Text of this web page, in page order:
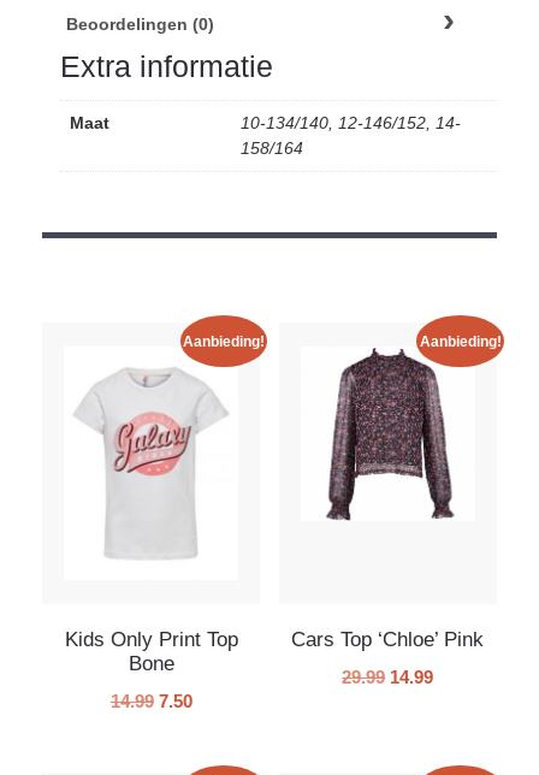
Beoordelingen (0)
Extra informatie
Maat
10-134/140, 12-146/152, 14-
158/164
Aanbieding!
Kids Only Print Top
Bone
14.99 7.50
Aanbieding!
Cars Top ‘Chloe’ Pink
29.99 14.99